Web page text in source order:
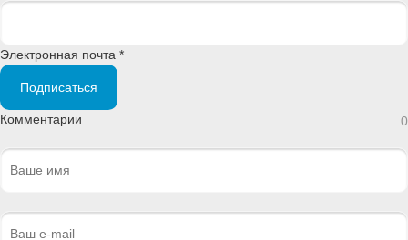
Электронная почта *
Подписаться
Комментарии 0